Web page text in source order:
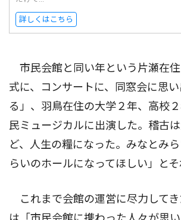
詳しくはこちら
市民会館と同い年という片瀬在
式に、コンサートに、同窓会に思
る」、羽鳥在住の大学２年、高校
民ミュージカルに出演した。稽古
ど、人生の糧になった。みなとみ
らいのホールになってほしい」とそ
これまで会館の運営に尽力して